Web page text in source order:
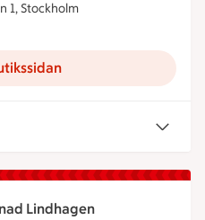
1, Stockholm
är öppen nu, stänger
Lindhagen